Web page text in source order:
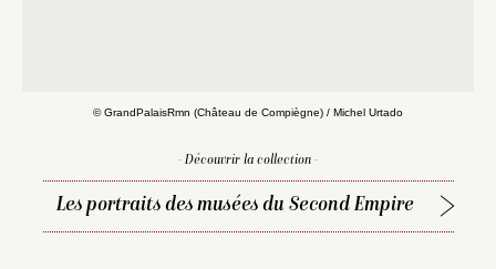
© GrandPalaisRmn (Château de Compiègne) / Michel Urtado
- Découvrir la collection -
Les portraits des musées du Second Empire